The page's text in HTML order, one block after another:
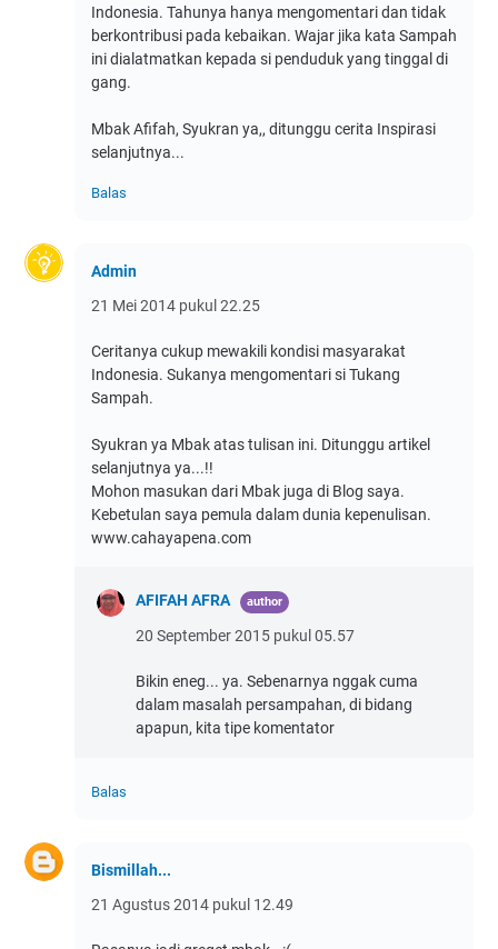
Indonesia. Tahunya hanya mengomentari dan tidak
berkontribusi pada kebaikan. Wajar jika kata Sampah
ini dialatmatkan kepada si penduduk yang tinggal di
gang.
Mbak Afifah, Syukran ya,, ditunggu cerita Inspirasi
selanjutnya...
Balas
Admin
21 Mei 2014 pukul 22.25
Ceritanya cukup mewakili kondisi masyarakat
Indonesia. Sukanya mengomentari si Tukang
Sampah.
Syukran ya Mbak atas tulisan ini. Ditunggu artikel
selanjutnya ya...!!
Mohon masukan dari Mbak juga di Blog saya.
Kebetulan saya pemula dalam dunia kepenulisan.
www.cahayapena.com
AFIFAH AFRA
20 September 2015 pukul 05.57
Bikin eneg... ya. Sebenarnya nggak cuma
dalam masalah persampahan, di bidang
apapun, kita tipe komentator
Balas
Bismillah...
21 Agustus 2014 pukul 12.49